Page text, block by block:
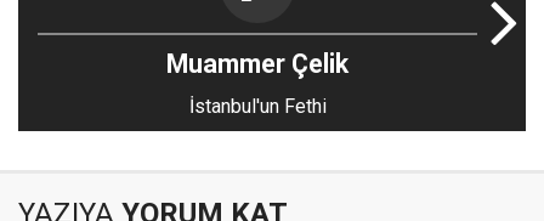
Muammer Çelik
İstanbul'un Fethi
YAZIYA YORUM KAT